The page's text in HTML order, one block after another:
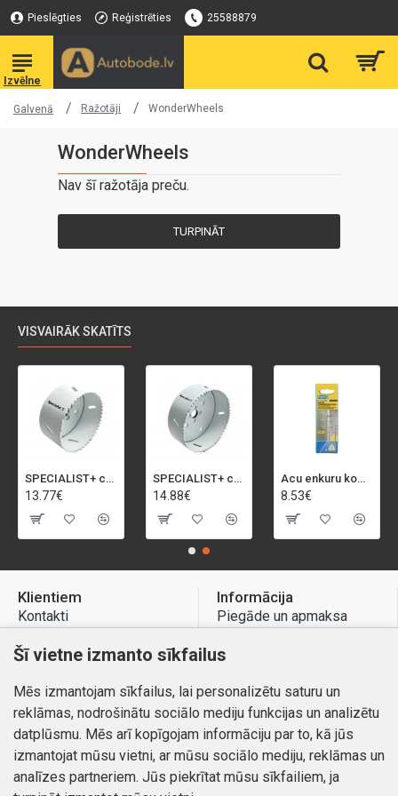
Pieslēgties Reģistrēties 25588879
Galvenā Ražotāji WonderWheels
WonderWheels
Nav šī ražotāja preču.
TURPINĀT
VISVAIRĀK SKATĪTS
SPECIALIST+ caurumu zāģis BI-METAL, 92 mm
13.77€
SPECIALIST+ caurumu zāģis BI-METAL, 98 mm
14.88€
Acu enkuru komplekts, 3-13 mm, Rapid, 12 gab.
8.53€
Klientiem
Kontakti
Preču atgriešana
Mans profils
Pasūtījumi
Informācija
Piegāde un apmaksa
Atteikuma tiesības
Kontakti
Šī vietne izmanto sīkfailus
Mēs izmantojam sīkfailus, lai personalizētu saturu un
reklāmas, nodrošinātu sociālo mediju funkcijas un analizētu
datplūsmu. Mēs arī kopīgojam informāciju par to, kā jūs
izmantojat mūsu vietni, ar mūsu sociālo mediju, reklāmas un
analīzes partneriem. Jūs piekrītat mūsu sīkfailiem, ja